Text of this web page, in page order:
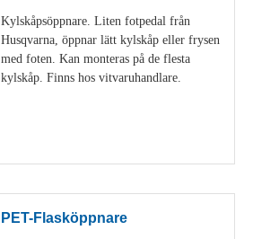
Kylskåpsöppnare. Liten fotpedal från
Husqvarna, öppnar lätt kylskåp eller frysen
med foten. Kan monteras på de flesta
kylskåp. Finns hos vitvaruhandlare.
PET-Flasköppnare